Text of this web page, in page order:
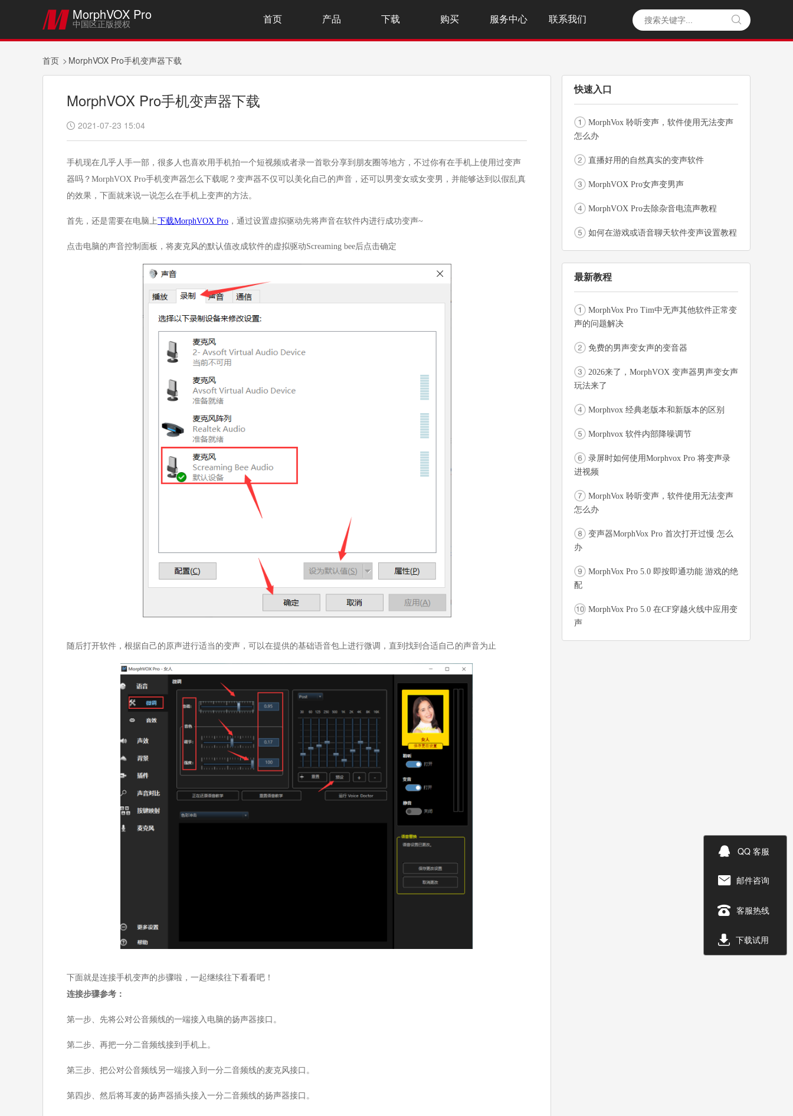
 MorphVOX Pro
中国区正版授权

首页 产品 下载 购买 服务中心 联系我们
首页 MorphVOX Pro手机变声器下载
MorphVOX Pro手机变声器下载
 2021-07-23 15:04
手机现在几乎人手一部，很多人也喜欢用手机拍一个短视频或者录一首歌分享到朋友圈等地方，不过你有在手机上使用过变声
器吗？MorphVOX Pro手机变声器怎么下载呢？变声器不仅可以美化自己的声音，还可以男变女或女变男，并能够达到以假乱真
的效果，下面就来说一说怎么在手机上变声的方法。
首先，还是需要在电脑上下载MorphVOX Pro ，通过设置虚拟驱动先将声音在软件内进行成功变声~
点击电脑的声音控制面板，将麦克风的默认值改成软件的虚拟驱动Screaming bee后点击确定
随后打开软件，根据自己的原声进行适当的变声，可以在提供的基础语音包上进行微调，直到找到合适自己的声音为止
下面就是连接手机变声的步骤啦，一起继续往下看看吧！
连接步骤参考：
第一步、先将公对公音频线的一端接入电脑的扬声器接口。
第二步、再把一分二音频线接到手机上。
第三步、把公对公音频线另一端接入到一分二音频线的麦克风接口。
第四步、然后将耳麦的扬声器插头接入一分二音频线的扬声器接口。
快速入口
MorphVox 聆听变声，软件使用无法变声
怎么办
直播好用的自然真实的变声软件
MorphVOX Pro女声变男声
MorphVOX Pro去除杂音电流声教程
如何在游戏或语音聊天软件变声设置教程
最新教程
MorphVox Pro Tim中无声其他软件正常变
声的问题解决
免费的男声变女声的变音器
2026来了，MorphVOX 变声器男声变女声
玩法来了
Morphvox 经典老版本和新版本的区别
Morphvox 软件内部降噪调节
录屏时如何使用Morphvox Pro 将变声录
进视频
MorphVox 聆听变声，软件使用无法变声
怎么办
变声器MorphVox Pro 首次打开过慢 怎么
办
MorphVox Pro 5.0 即按即通功能 游戏的绝
配
MorphVox Pro 5.0 在CF穿越火线中应用变
声
 QQ 客服
 邮件咨询
 客服热线
 下载试用